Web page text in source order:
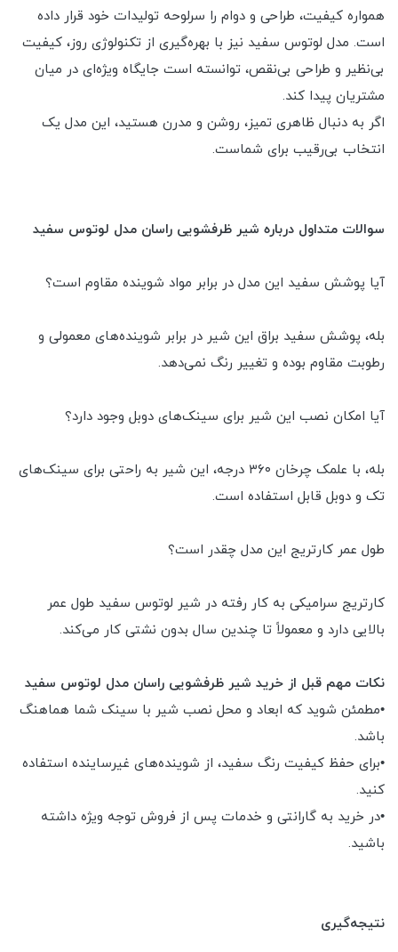
همواره کیفیت، طراحی و دوام را سرلوحه تولیدات خود قرار داده
است. مدل لوتوس سفید نیز با بهره‌گیری از تکنولوژی روز، کیفیت
بی‌نظیر و طراحی بی‌نقص، توانسته است جایگاه ویژه‌ای در میان
مشتریان پیدا کند.
اگر به دنبال ظاهری تمیز، روشن و مدرن هستید، این مدل یک
انتخاب بی‌رقیب برای شماست.
سوالات متداول درباره شیر ظرفشویی راسان مدل لوتوس سفید
آیا پوشش سفید این مدل در برابر مواد شوینده مقاوم است؟
بله، پوشش سفید براق این شیر در برابر شوینده‌های معمولی و
رطوبت مقاوم بوده و تغییر رنگ نمی‌دهد.
آیا امکان نصب این شیر برای سینک‌های دوبل وجود دارد؟
بله، با علمک چرخان ۳۶۰ درجه، این شیر به راحتی برای سینک‌های
تک و دوبل قابل استفاده است.
طول عمر کارتریج این مدل چقدر است؟
کارتریج سرامیکی به کار رفته در شیر لوتوس سفید طول عمر
بالایی دارد و معمولاً تا چندین سال بدون نشتی کار می‌کند.
نکات مهم قبل از خرید شیر ظرفشویی راسان مدل لوتوس سفید
•مطمئن شوید که ابعاد و محل نصب شیر با سینک شما هماهنگ
باشد.
•برای حفظ کیفیت رنگ سفید، از شوینده‌های غیرساینده استفاده
کنید.
•در خرید به گارانتی و خدمات پس از فروش توجه ویژه داشته
باشید.
نتیجه‌گیری